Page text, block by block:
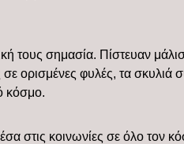
τους σημασία. Πίστευαν
φυλές, τα σκυλιά
κόσμο.
στις κοινωνίες σε όλο τον